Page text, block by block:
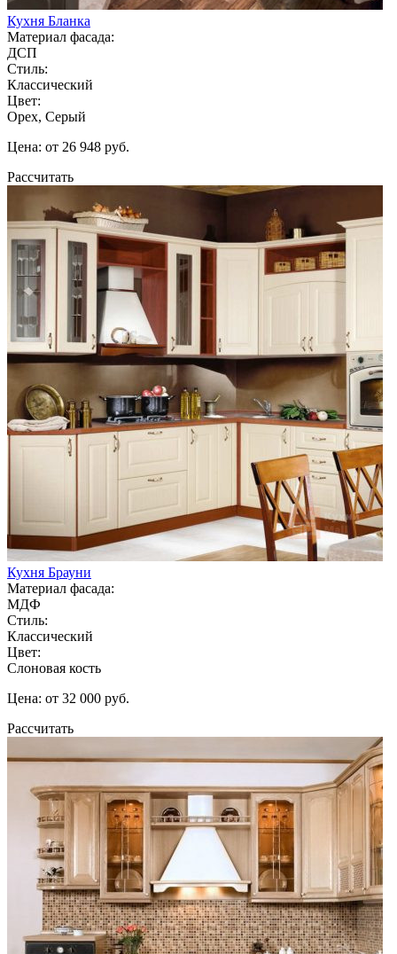
Кухня Бланка
Материал фасада:
ДСП
Стиль:
Классический
Цвет:
Орех, Серый
Цена: от 26 948 руб.
Рассчитать
Кухня Брауни
Материал фасада:
МДФ
Стиль:
Классический
Цвет:
Слоновая кость
Цена: от 32 000 руб.
Рассчитать